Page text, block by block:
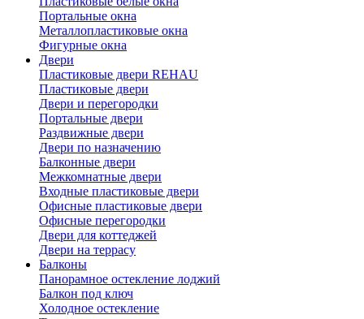
Портальные окна
Металлопластиковые окна
Фигурные окна
Двери
Пластиковые двери REHAU
Пластиковые двери
Двери и перегородки
Портальные двери
Раздвижные двери
Двери по назначению
Балконные двери
Межкомнатные двери
Входные пластиковые двери
Офисные пластиковые двери
Офисные перегородки
Двери для коттеджей
Двери на террасу
Балконы
Панорамное остекление лоджий
Балкон под ключ
Холодное остекление